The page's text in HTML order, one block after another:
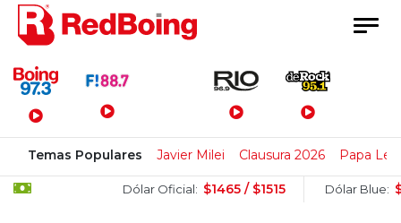
Menú Principal
Temas Populares Javier Milei Clausura 2026 Papa
Dólar Oficial: $1465 / $1515 Dólar Blue: